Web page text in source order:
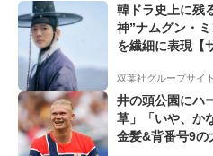
韓ドラ史上に残
神”ナムグン・
を繊細に表現【
双葉社グループサイト
井の頭公園にハ
草」「いや、か
金髪&背番号9の